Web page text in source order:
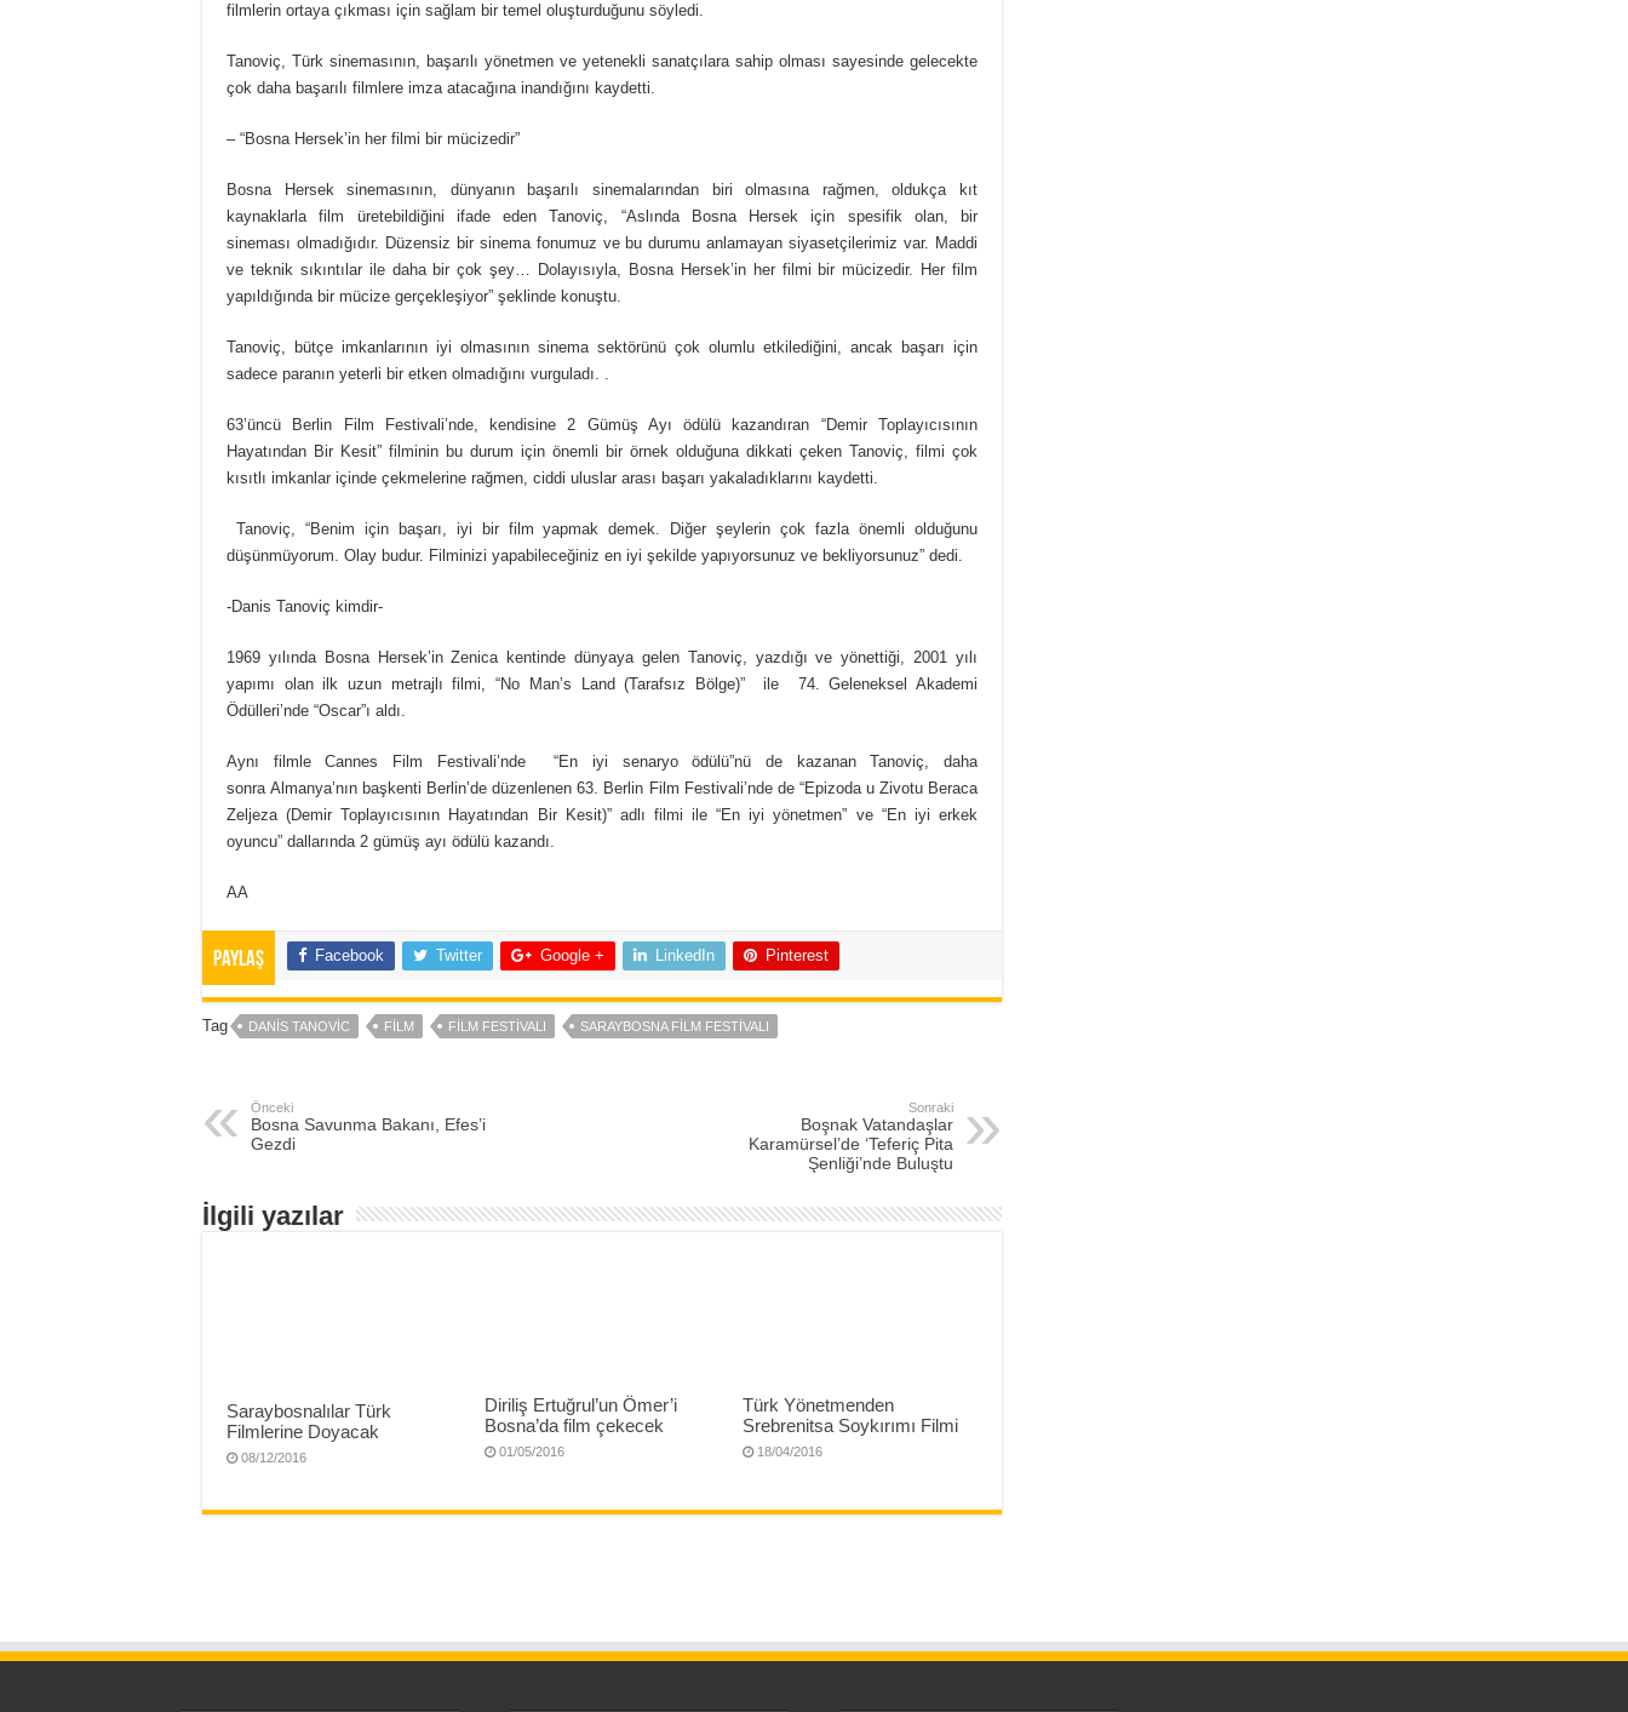
filmlerin ortaya çıkması için sağlam bir temel oluşturduğunu söyledi.
Tanoviç, Türk sinemasının, başarılı yönetmen ve yetenekli sanatçılara sahip olması sayesinde gelecekte
çok daha başarılı filmlere imza atacağına inandığını kaydetti.
– “Bosna Hersek’in her filmi bir mücizedir”
Bosna Hersek sinemasının, dünyanın başarılı sinemalarından biri olmasına rağmen, oldukça kıt
kaynaklarla film üretebildiğini ifade eden Tanoviç, “Aslında Bosna Hersek için spesifik olan, bir
sineması olmadığıdır. Düzensiz bir sinema fonumuz ve bu durumu anlamayan siyasetçilerimiz var. Maddi
ve teknik sıkıntılar ile daha bir çok şey… Dolayısıyla, Bosna Hersek’in her filmi bir mücizedir. Her film
yapıldığında bir mücize gerçekleşiyor” şeklinde konuştu.
Tanoviç, bütçe imkanlarının iyi olmasının sinema sektörünü çok olumlu etkilediğini, ancak başarı için
sadece paranın yeterli bir etken olmadığını vurguladı. .
63’üncü Berlin Film Festivali’nde, kendisine 2 Gümüş Ayı ödülü kazandıran “Demir Toplayıcısının
Hayatından Bir Kesit” filminin bu durum için önemli bir örnek olduğuna dikkati çeken Tanoviç, filmi çok
kısıtlı imkanlar içinde çekmelerine rağmen, ciddi uluslar arası başarı yakaladıklarını kaydetti.
Tanoviç, “Benim için başarı, iyi bir film yapmak demek. Diğer şeylerin çok fazla önemli olduğunu
düşünmüyorum. Olay budur. Filminizi yapabileceğiniz en iyi şekilde yapıyorsunuz ve bekliyorsunuz” dedi.
-Danis Tanoviç kimdir-
1969 yılında Bosna Hersek’in Zenica kentinde dünyaya gelen Tanoviç, yazdığı ve yönettiği, 2001 yılı
yapımı olan ilk uzun metrajlı filmi, “No Man’s Land (Tarafsız Bölge)” ile 74. Geleneksel Akademi
Ödülleri’nde “Oscar”ı aldı.
Aynı filmle Cannes Film Festivali’nde “En iyi senaryo ödülü”nü de kazanan Tanoviç, daha
sonra Almanya’nın başkenti Berlin’de düzenlenen 63. Berlin Film Festivali’nde de “Epizoda u Zivotu Beraca
Zeljeza (Demir Toplayıcısının Hayatından Bir Kesit)” adlı filmi ile “En iyi yönetmen” ve “En iyi erkek
oyuncu” dallarında 2 gümüş ayı ödülü kazandı.
AA
Paylaş Facebook Twitter Google + LinkedIn Pinterest
Tag DANIS TANOVIC FILM FILM FESTIVALI SARAYBOSNA FILM FESTIVALI
Önceki
Bosna Savunma Bakanı, Efes’i
Gezdi
Sonraki
Boşnak Vatandaşlar
Karamürsel’de ‘Teferiç Pita
Şenliği’nde Buluştu
İlgili yazılar
Saraybosnalılar Türk
Filmlerine Doyacak
08/12/2016
Diriliş Ertuğrul’un Ömer’i
Bosna’da film çekecek
01/05/2016
Türk Yönetmenden
Srebrenitsa Soykırımı Filmi
18/04/2016